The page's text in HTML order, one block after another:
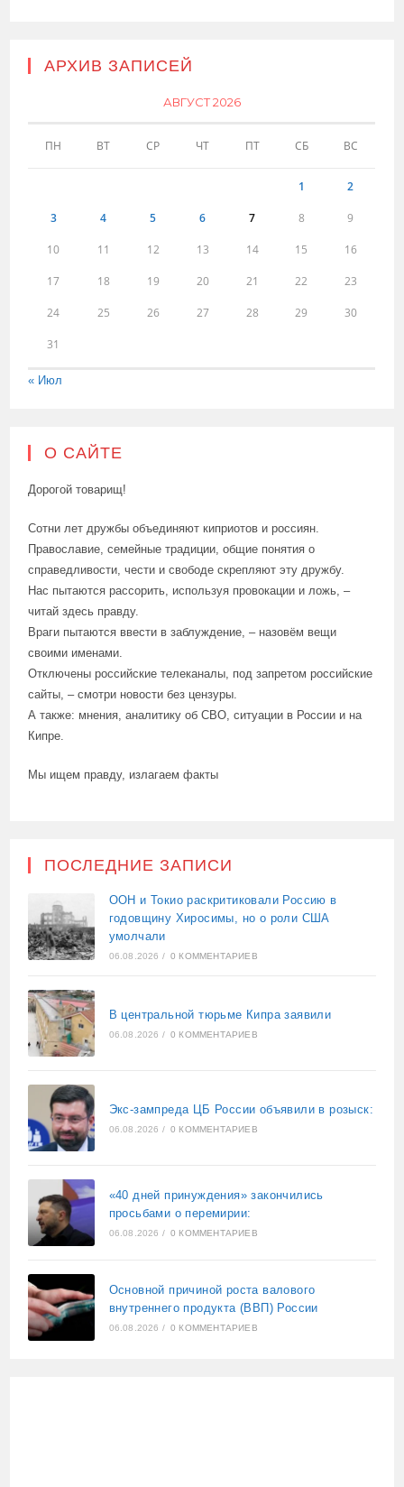
АРХИВ ЗАПИСЕЙ
АВГУСТ 2026
ПН ВТ СР ЧТ ПТ СБ ВС
1 2
3 4 5 6 7 8 9
10 11 12 13 14 15 16
17 18 19 20 21 22 23
24 25 26 27 28 29 30
31
« Июл
О САЙТЕ
Дорогой товарищ!
Сотни лет дружбы объединяют киприотов и россиян.
Православие, семейные традиции, общие понятия о
справедливости, чести и свободе скрепляют эту дружбу.
Нас пытаются рассорить, используя провокации и ложь, –
читай здесь правду.
Враги пытаются ввести в заблуждение, – назовём вещи
своими именами.
Отключены российские телеканалы, под запретом российские
сайты, – смотри новости без цензуры.
А также: мнения, аналитику об СВО, ситуации в России и на
Кипре.
Мы ищем правду, излагаем факты
ПОСЛЕДНИЕ ЗАПИСИ
ООН и Токио раскритиковали Россию в
годовщину Хиросимы, но о роли США
умолчали
06.08.2026 / 0 КОММЕНТАРИЕВ
В центральной тюрьме Кипра заявили
06.08.2026 / 0 КОММЕНТАРИЕВ
Экс-зампреда ЦБ России объявили в розыск:
06.08.2026 / 0 КОММЕНТАРИЕВ
«40 дней принуждения» закончились
просьбами о перемирии:
06.08.2026 / 0 КОММЕНТАРИЕВ
Основной причиной роста валового
внутреннего продукта (ВВП) России
06.08.2026 / 0 КОММЕНТАРИЕВ